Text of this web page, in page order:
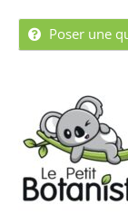
Poser une